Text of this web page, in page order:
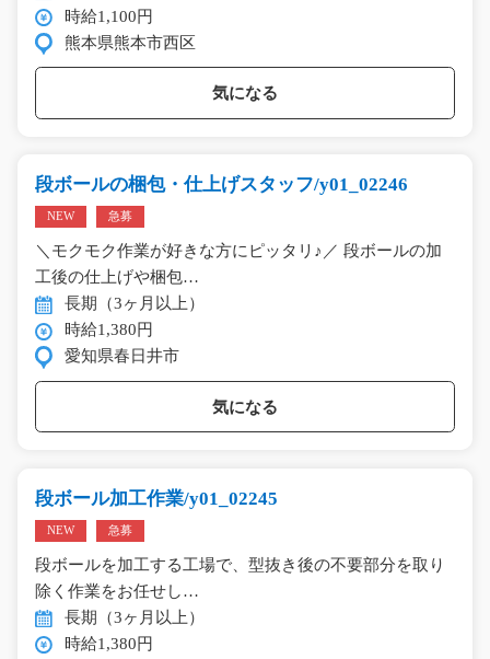
時給1,100円
熊本県熊本市西区
気になる
段ボールの梱包・仕上げスタッフ/y01_02246
NEW 急募
＼モクモク作業が好きな方にピッタリ♪／ 段ボールの加
工後の仕上げや梱包…
長期（3ヶ月以上）
時給1,380円
愛知県春日井市
気になる
段ボール加工作業/y01_02245
NEW 急募
段ボールを加工する工場で、型抜き後の不要部分を取り
除く作業をお任せし…
長期（3ヶ月以上）
時給1,380円